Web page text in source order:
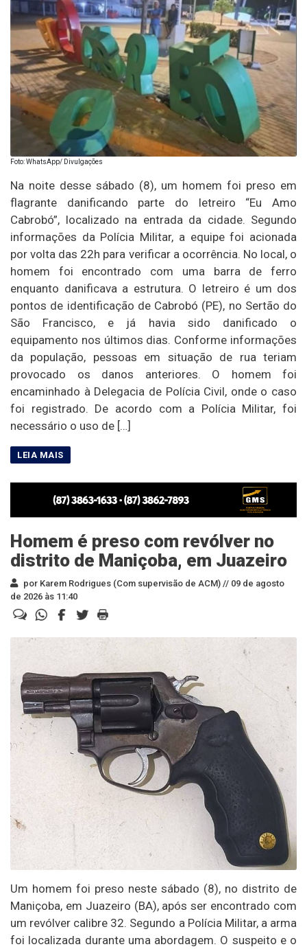
Foto: WhatsApp/ Divulgações
Na noite desse sábado (8), um homem foi preso em
flagrante danificando parte do letreiro “Eu Amo
Cabrobó”, localizado na entrada da cidade. Segundo
informações da Polícia Militar, a equipe foi acionada
por volta das 22h para verificar a ocorrência. No local, o
homem foi encontrado com uma barra de ferro
enquanto danificava a estrutura. O letreiro é um dos
pontos de identificação de Cabrobó (PE), no Sertão do
São Francisco, e já havia sido danificado o
equipamento nos últimos dias. Conforme informações
da população, pessoas em situação de rua teriam
provocado os danos anteriores. O homem foi
encaminhado à Delegacia de Polícia Civil, onde o caso
foi registrado. De acordo com a Polícia Militar, foi
necessário o uso de […]
Homem é preso com revólver no
distrito de Maniçoba, em Juazeiro
por Karem Rodrigues (Com supervisão de ACM) // 09 de agosto
de 2026 às 11:40
Um homem foi preso neste sábado (8), no distrito de
Maniçoba, em Juazeiro (BA), após ser encontrado com
um revólver calibre 32. Segundo a Polícia Militar, a arma
foi localizada durante uma abordagem. O suspeito e o